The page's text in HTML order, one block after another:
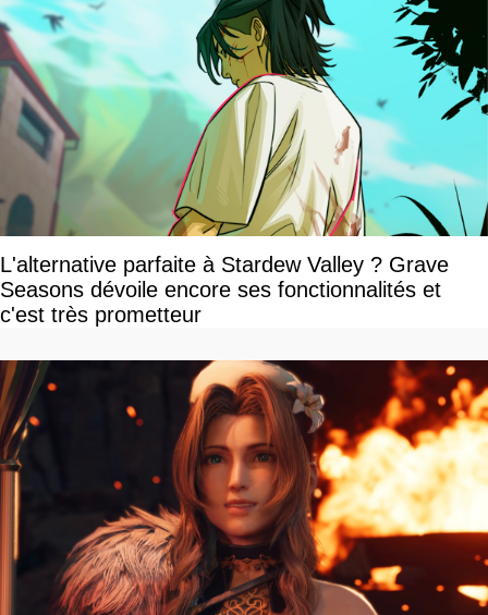
L'alternative parfaite à Stardew Valley ? Grave
Seasons dévoile encore ses fonctionnalités et
c'est très prometteur